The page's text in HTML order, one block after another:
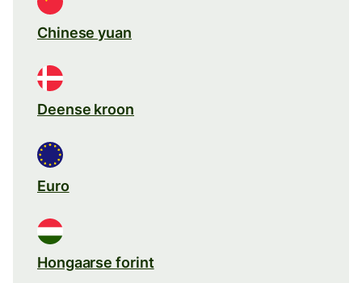
Chinese yuan
Deense kroon
Euro
Hongaarse forint